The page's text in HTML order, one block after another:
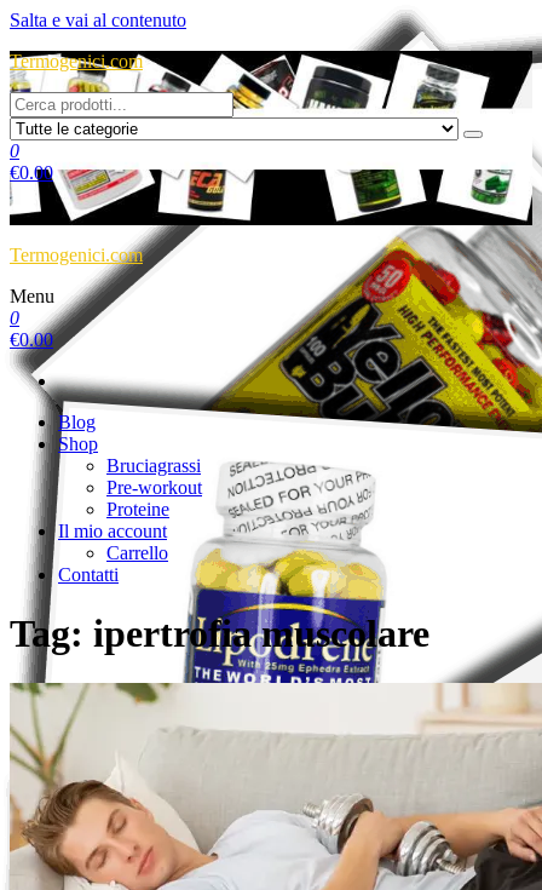
Salta e vai al contenuto
Termogenici.com
0
€0.00
Termogenici.com
Menu
0
€0.00
Blog
Shop
Bruciagrassi
Pre-workout
Proteine
Il mio account
Carrello
Contatti
Tag: ipertrofia muscolare